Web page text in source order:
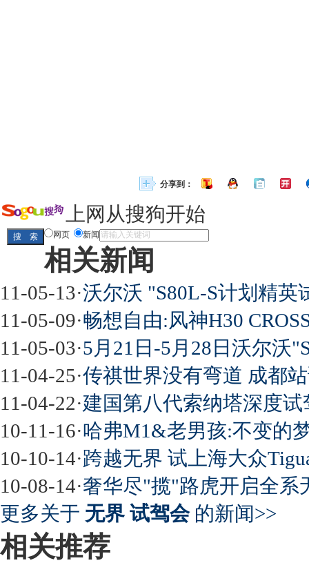
分享到：
上网从搜狗开始
网页 新闻
相关新闻
11-05-13·沃尔沃 "S80L-S计划精英
11-05-09·畅想自由:风神H30
11-05-03·5月21日-5月28日沃尔沃
11-04-25·传祺世界没有弯道 成都
11-04-22·建国第八代索纳塔深度
10-11-16·哈弗M1&老男孩:不变的
10-10-14·跨越无界 试上海大众
10-08-14·奢华尽"揽"路虎开启全系
更多关于 无界 试驾会的新闻>>
相关推荐